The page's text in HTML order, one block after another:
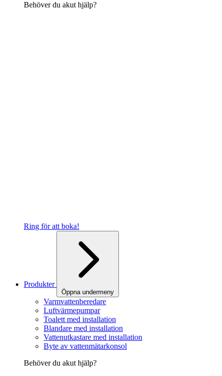
Behöver du akut hjälp?
Ring för att boka!
Produkter
Öppna undermeny
Varmvattenberedare
Luftvärmepumpar
Toalett med installation
Blandare med installation
Vattenutkastare med installation
Byte av vattenmätarkonsol
Behöver du akut hjälp?